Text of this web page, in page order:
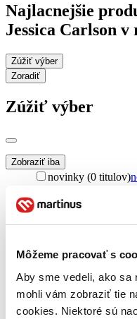
Môžeme pracovať s
Aby sme vedeli, ako sa
mohli vám zobraziť tie
cookies. Niektoré sú
Najlacnejšie
Jessica Carlson
Zúžiť výber
Zoradiť
Zúžiť výber
Zobraziť iba
novinky (0 titulov)
Dostupnosť
pripravujeme (0
dostupná (bez
vypredaných)
Nové / čítané